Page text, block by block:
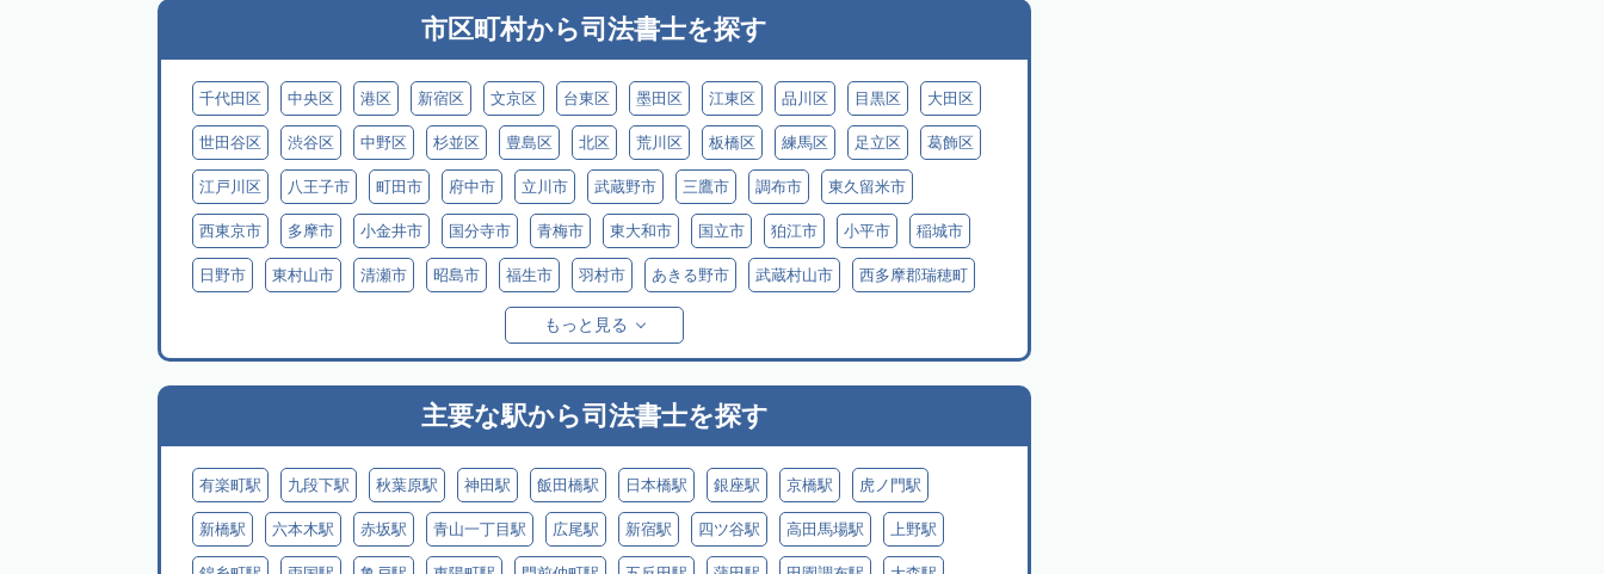
市区町村から司法書士を探す
千代田区 中央区 港区 新宿区 文京区 台東区 墨田区 江東区 品川区 目黒区 大田区
世田谷区 渋谷区 中野区 杉並区 豊島区 北区 荒川区 板橋区 練馬区 足立区 葛飾区
江戸川区 八王子市 町田市 府中市 立川市 武蔵野市 三鷹市 調布市 東久留米市
西東京市 多摩市 小金井市 国分寺市 青梅市 東大和市 国立市 狛江市 小平市 稲城市
日野市 東村山市 清瀬市 昭島市 福生市 羽村市 あきる野市 武蔵村山市 西多摩郡瑞穂町
西多摩郡檜原村 伊豆大島
三宅島 御蔵島 八丈島 青ヶ島 小笠原村
もっと見る
主要な駅から司法書士を探す
有楽町駅 九段下駅 秋葉原駅 神田駅 飯田橋駅 日本橋駅 銀座駅 京橋駅 虎ノ門駅
新橋駅 六本木駅 赤坂駅 青山一丁目駅 広尾駅 新宿駅 四ツ谷駅 高田馬場駅 上野駅